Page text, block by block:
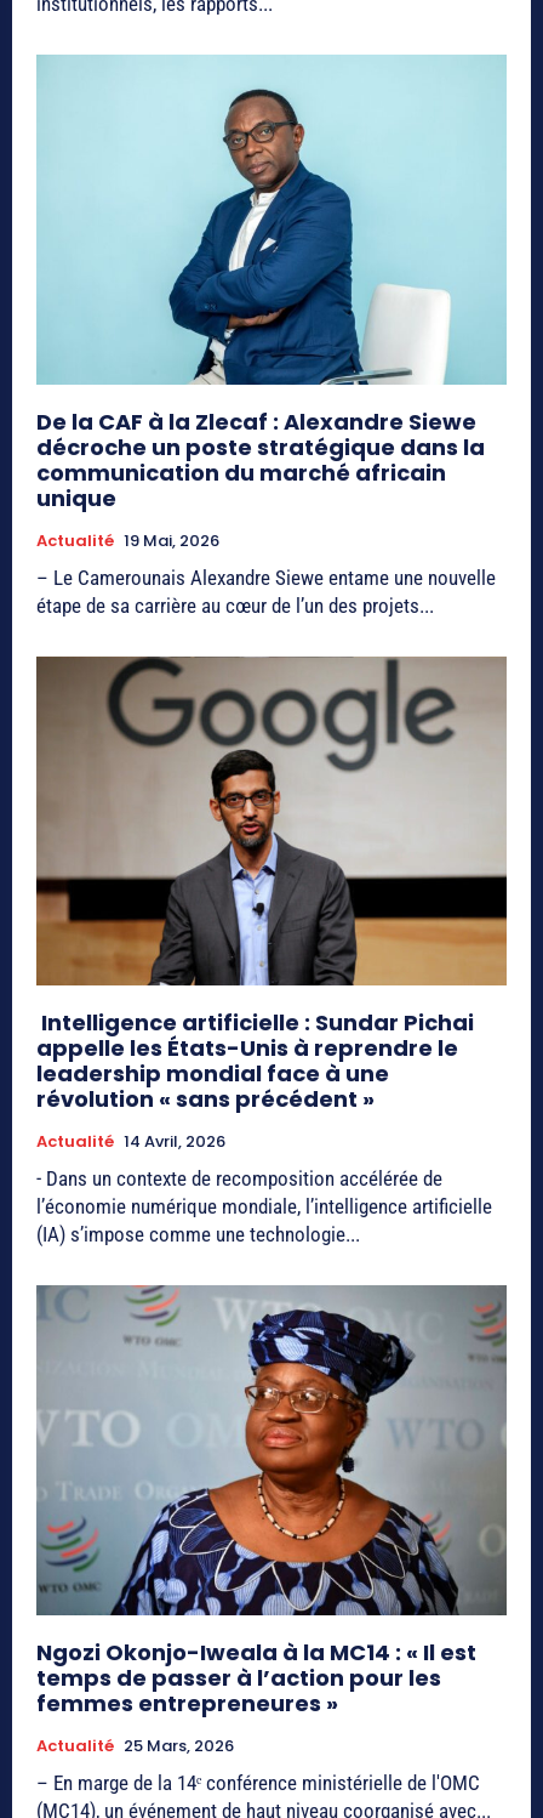
De la CAF à la Zlecaf : Alexandre Siewe
décroche un poste stratégique dans la
communication du marché africain
unique
Actualité 19 Mai, 2026
– Le Camerounais Alexandre Siewe entame une nouvelle
étape de sa carrière au cœur de l’un des projets...
Intelligence artificielle : Sundar Pichai
appelle les États-Unis à reprendre le
leadership mondial face à une
révolution « sans précédent »
Actualité 14 Avril, 2026
- Dans un contexte de recomposition accélérée de
l’économie numérique mondiale, l’intelligence artificielle
(IA) s’impose comme une technologie...
Ngozi Okonjo-Iweala à la MC14 : « Il est
temps de passer à l’action pour les
femmes entrepreneures »
Actualité 25 Mars, 2026
– En marge de la 14ᵉ conférence ministérielle de l'OMC
(MC14), un événement de haut niveau coorganisé avec...